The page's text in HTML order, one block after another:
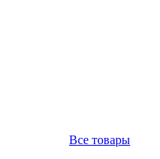
Все товары